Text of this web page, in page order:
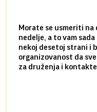
Morate se usmeriti
nedelje, a to vam
nekoj desetoj strani i
organizovanost da
za druženja i